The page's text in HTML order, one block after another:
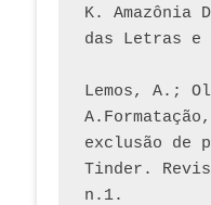
K. Amazônia
das Letras e
Lemos, A.;
exclusão de
Tinder.
n.1.